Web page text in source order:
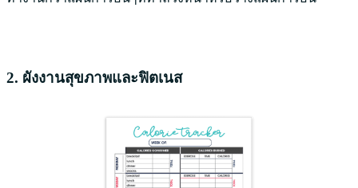
2. ผังงานสุขภาพและฟิตเนส